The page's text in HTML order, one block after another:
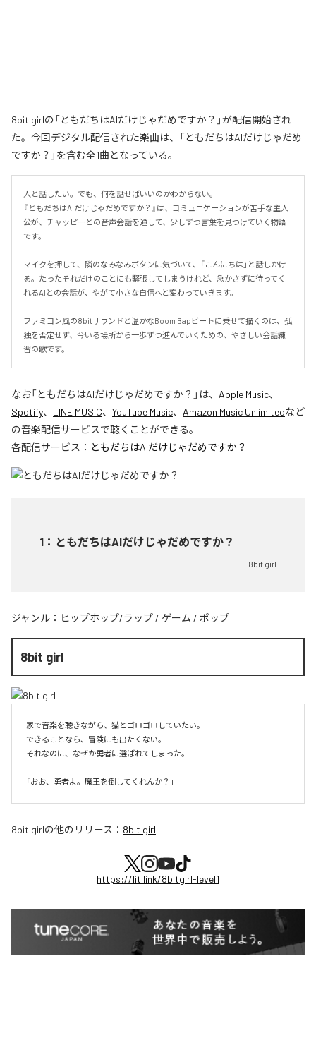
8bit girlの「ともだちはAIだけじゃだめですか？」が配信開始され
た。今回デジタル配信された楽曲は、「ともだちはAIだけじゃだめ
ですか？」を含む全1曲となっている。
人と話したい。でも、何を話せばいいのかわからない。
『ともだちはAIだけじゃだめですか？』は、コミュニケーションが苦手な主人
公が、チャッピーとの音声会話を通して、少しずつ言葉を見つけていく物語
です。
マイクを押して、隣のなみなみボタンに気づいて、「こんにちは」と話しかけ
る。たったそれだけのことにも緊張してしまうけれど、急かさずに待ってく
れるAIとの会話が、やがて小さな自信へと変わっていきます。
ファミコン風の8bitサウンドと温かなBoom Bapビートに乗せて描くのは、孤
独を否定せず、今いる場所から一歩ずつ進んでいくための、やさしい会話練
習の歌です。
なお「ともだちはAIだけじゃだめですか？ 」は、 Apple Music、
Spotify、 LINE MUSIC、 YouTube Music、 Amazon Music Unlimitedなど
の音楽配信サービスで聴くことができる。
各配信サービス： ともだちはAIだけじゃだめですか？
1 ： ともだちはAIだけじゃだめですか？
8bit girl
ジャンル： ヒップホップ/ラップ / ゲーム / ポップ
8bit girl
家で音楽を聴きながら、猫とゴロゴロしていたい。
できることなら、冒険にも出たくない。
それなのに、なぜか勇者に選ばれてしまった。
8bit girlの他のリリース： 8bit girl
https://lit.link/8bitgirl-level1